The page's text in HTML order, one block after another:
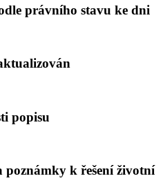
právního stavu ke dni
popisu
poznámky k řešení životní